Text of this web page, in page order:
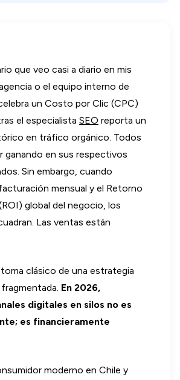
que veo casi a diario en mis
o el equipo interno de
un Costo por Clic (CPC)
el especialista SEO reporta un
en tráfico orgánico. Todos
ganando en sus respectivos
Sin embargo, cuando
mensual y el Retorno
global del negocio, los
Las ventas están
clásico de una estrategia
fragmentada. En 2026,
digitales en silos no es
es financieramente
moderno en Chile y